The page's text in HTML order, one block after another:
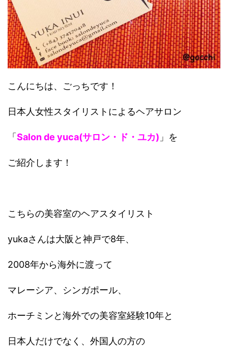
こんにちは、ごっちです！
日本人女性スタイリストによるヘアサロン
「 Salon de yuca(サロン・ド・ユカ) 」を
ご紹介します！
こちらの美容室のヘアスタイリスト
yukaさんは大阪と神戸で8年、
2008年から海外に渡って
マレーシア、シンガポール、
ホーチミンと海外での美容室経験10年と
日本人だけでなく、外国人の方の